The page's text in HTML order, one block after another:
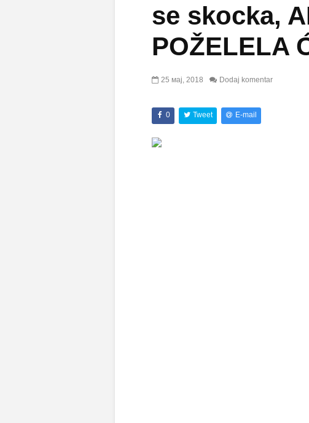
se skocka,
POŽELELA
25 мај, 2018 Dodaj komentar
0 Tweet E-mail